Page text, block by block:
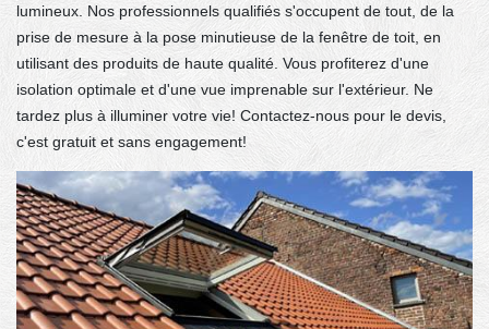
lumineux. Nos professionnels qualifiés s'occupent de tout, de la
prise de mesure à la pose minutieuse de la fenêtre de toit, en
utilisant des produits de haute qualité. Vous profiterez d'une
isolation optimale et d'une vue imprenable sur l'extérieur. Ne
tardez plus à illuminer votre vie! Contactez-nous pour le devis,
c'est gratuit et sans engagement!